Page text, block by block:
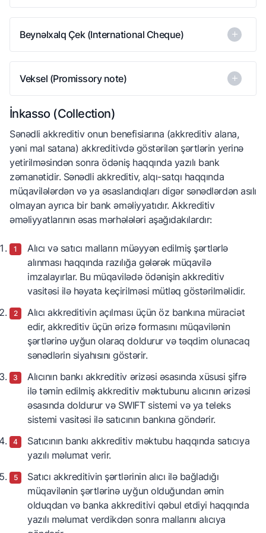
ixrac edən tərəf üçün ideal haldır. Belə ki, bu halda o
olunmursa, o da mallarını göndərmir.
satıcının hesabına ödəyir. Bu ödəmə vasitəsi mallarını
ixrac edən tərəf üçün ideal haldır. Belə ki, bu halda o
olunmursa, o da mallarını göndərmir.
Beynəlxalq Çek (International Cheque)
satıcının hesabına ödəyir. Bu ödəmə vasitəsi mallarını
ixrac edən tərəf üçün ideal haldır. Belə ki, bu halda o
ödəmə ilə bağlı demək olar risk etmir. Əgər ödəniş
Veksel (Promissory note)
bu halda idxalçı alacağı malların pulunu qabaqcadan
ixrac edən tərəf üçün ideal haldır. Belə ki, bu halda o
ödəmə ilə bağlı demək olar risk etmir. Əgər ödəniş
olunmursa, o da mallarını göndərmir.
İnkasso (Collection)
Sənədli akkreditiv onun benefisiarına (akkreditiv alana,
yəni mal satana) akkreditivdə göstərilən şərtlərin yerinə
yetirilməsindən sonra ödəniş haqqında yazılı bank
zəmanətidir. Sənədli akkreditiv, alqı-satqı haqqında
müqavilələrdən və ya əsaslandıqları digər sənədlərdən asılı
olmayan ayrıca bir bank əməliyyatıdır. Akkreditiv
əməliyyatlarının əsas mərhələləri aşağıdakılardır:
Alıcı və satıcı malların müəyyən edilmiş şərtlərlə
alınması haqqında razılığa gələrək müqavilə
imzalayırlar. Bu müqavilədə ödənişin akkreditiv
vasitəsi ilə həyata keçirilməsi mütləq göstərilməlidir.
Alıcı akkreditivin açılması üçün öz bankına müraciət
edir, akkreditiv üçün ərizə formasını müqavilənin
şərtlərinə uyğun olaraq doldurur və təqdim olunacaq
sənədlərin siyahısını göstərir.
Alıcının bankı akkreditiv ərizəsi əsasında xüsusi şifrə
ilə təmin edilmiş akkreditiv məktubunu alıcının ərizəsi
əsasında doldurur və SWIFT sistemi və ya teleks
sistemi vasitəsi ilə satıcının bankına göndərir.
Satıcının bankı akkreditiv məktubu haqqında satıcıya
yazılı məlumat verir.
Satıcı akkreditivin şərtlərinin alıcı ilə bağladığı
müqavilənin şərtlərinə uyğun olduğundan əmin
olduqdan və banka akkreditivi qəbul etdiyi haqqında
yazılı məlumat verdikdən sonra mallarını alıcıya